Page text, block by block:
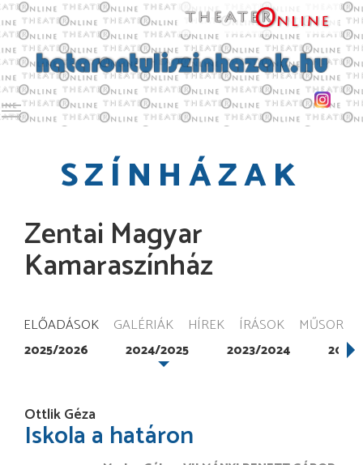
Toggle main menu visibility
SZÍNHÁZAK
Zentai Magyar
Kamaraszínház
ELŐADÁSOK GALÉRIÁK HÍREK ÍRÁSOK MŰSOR
2025/2026 2024/2025 2023/2024
Ottlik Géza
Iskola a határon